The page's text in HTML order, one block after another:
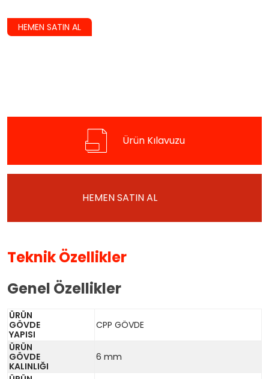
HEMEN SATIN AL
Ürün Kılavuzu
HEMEN SATIN AL
Teknik Özellikler
Genel Özellikler
ÜRÜN
GÖVDE
YAPISI
CPP GÖVDE
ÜRÜN
GÖVDE
KALINLIĞI
6 mm